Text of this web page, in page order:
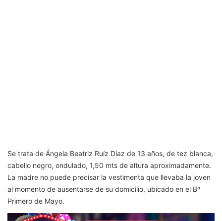
Se trata de Ángela Beatriz Ruíz Díaz de 13 años, de tez blanca,
cabello negro, ondulado, 1,50 mts de altura aproximadamente.
La madre no puede precisar la vestimenta que llevaba la joven
al momento de ausentarse de su domicilio, ubicado en el Bº
Primero de Mayo.